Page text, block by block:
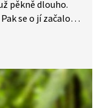
pěkně dlouho.
se o jí začalo